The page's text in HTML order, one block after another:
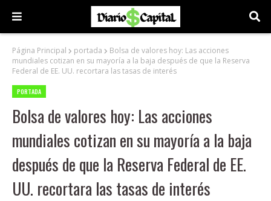
Página Principal portada
Bolsa de valores hoy: Las acciones
mundiales cotizan en su mayoría a la baja después de que la Reserva
Federal de EE. UU. recortara las tasas de interés
PORTADA
Bolsa de valores hoy: Las acciones
mundiales cotizan en su mayoría a la baja
después de que la Reserva Federal de EE.
UU. recortara las tasas de interés